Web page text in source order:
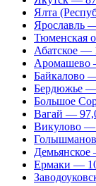
Ялта
Ярославль
Тюменская
Абатское —
Аромашево
Байкалово
Бердюжье
Большое
Вагай —
Викулово —
Ермаки —